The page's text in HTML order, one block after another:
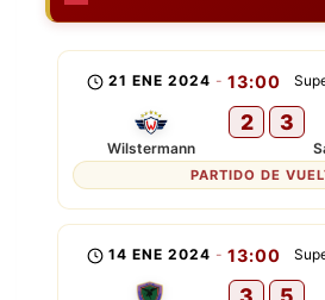
21 ENE 2024 - 13:00
Wilstermann
2 3
PARTIDO DE
14 ENE 2024 - 13:00